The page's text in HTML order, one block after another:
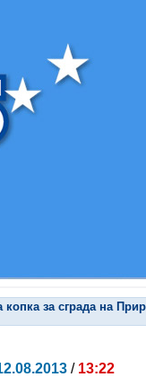
копка за сграда на
/ 13:22